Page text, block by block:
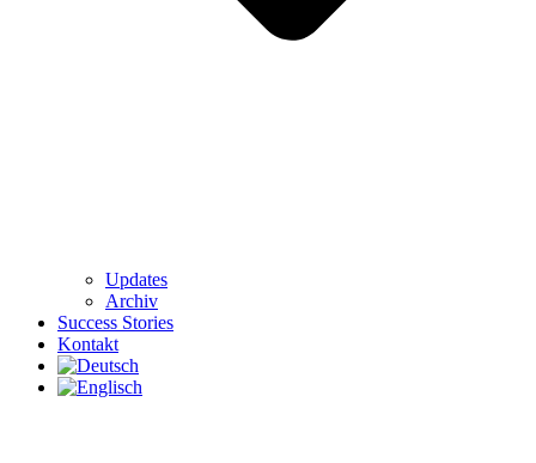
Updates
Archiv
Success Stories
Kontakt